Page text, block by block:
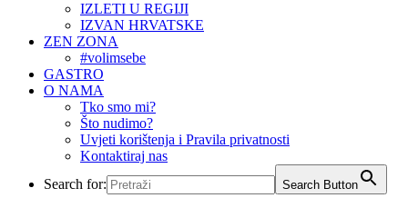
IZLETI U REGIJI
IZVAN HRVATSKE
ZEN ZONA
#volimsebe
GASTRO
O NAMA
Tko smo mi?
Što nudimo?
Uvjeti korištenja i Pravila privatnosti
Kontaktiraj nas
Search for:
Search Button